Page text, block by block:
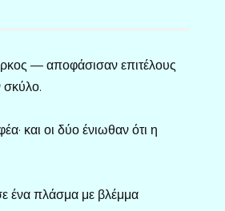
— αποφάσισαν επιτέλους
σκύλο.
και οι δύο ένιωθαν ότι η
ένα πλάσμα με βλέμμα